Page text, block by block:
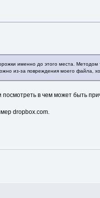
именно до этого места.
из-за повреждения моего файла,
в чем может быть
dropbox.com.